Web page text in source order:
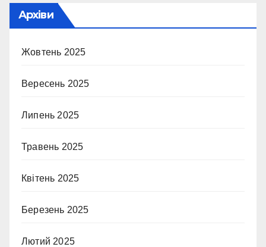
Архіви
Жовтень 2025
Вересень 2025
Липень 2025
Травень 2025
Квітень 2025
Березень 2025
Лютий 2025